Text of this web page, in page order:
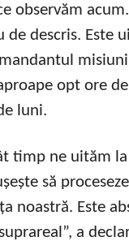
observăm
de descris. Este
opt ore
luni.
timp ne uităm la
să
noastră. Este
a